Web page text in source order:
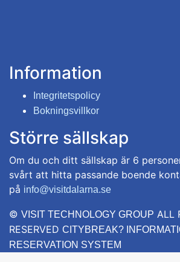
Information
Integritetspolicy
Bokningsvillkor
Större sällskap
Om du och ditt sällskap är 6
svårt att hitta passande boende
på info@visitdalarna.se
© VISIT TECHNOLOGY GROUP ALL
RESERVED CITYBREAK?
RESERVATION SYSTEM